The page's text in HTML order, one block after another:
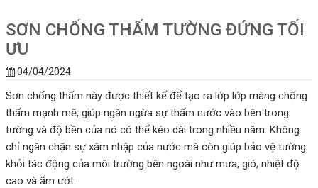
SƠN CHỐNG THẤM TƯỜNG ĐỨNG TỐI
ƯU
04/04/2024
Sơn chống thấm này được thiết kế để tạo ra lớp lớp màng chống
thấm mạnh mẽ, giúp ngăn ngừa sự thấm nước vào bên trong
tường và độ bền của nó có thể kéo dài trong nhiều năm. Không
chỉ ngăn chặn sự xâm nhập của nước mà còn giúp bảo vệ tường
khỏi tác động của môi trường bên ngoài như mưa, gió, nhiệt độ
cao và ẩm ướt.